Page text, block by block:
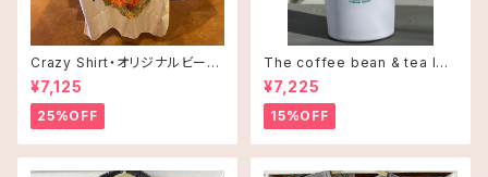
Crazy Shirt・オリジナルビーチ
タオル
¥7,125
25%OFF
The coffee bean & tea lea
f タンブラー 16oz(473ml)・C
offee and Alohaオレンジ
¥7,225
15%OFF